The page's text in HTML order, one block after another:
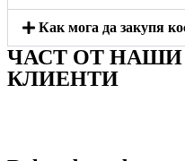
Как мога да закупя
ЧАСТ ОТ
КЛИЕНТИ